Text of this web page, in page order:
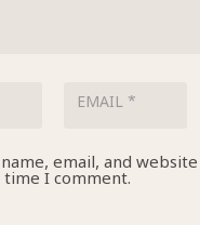
name, email, and
I comment.